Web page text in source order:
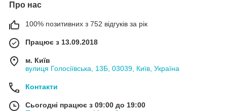
Про нас
100% позитивних з 752 відгуків за рік
Працює з 13.09.2018
м. Київ
вулиця Голосіївська, 13Б, 03039, Київ, Україна
Контакти
Сьогодні працює з 09:00 до 19:00